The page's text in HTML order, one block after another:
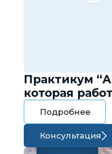
Практикум
которая
Подробнее
Консультация